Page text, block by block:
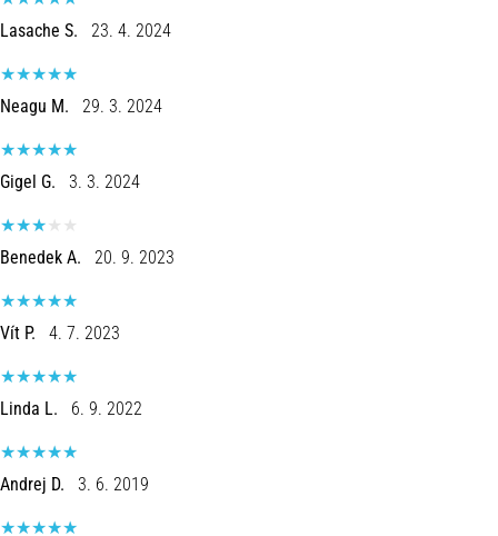
meest
oorzaken
is
•
7 min. lezen
Hoe
Beïnvloedt
Het
Je
Hardloopprestaties?
Men
zegt
koolhydraatsupercompensatie
Lasache S. 23. 4. 2024
Neagu M. 29. 3. 2024
Gigel G. 3. 3. 2024
Benedek A. 20. 9. 2023
Vít P. 4. 7. 2023
Linda L. 6. 9. 2022
Andrej D. 3. 6. 2019